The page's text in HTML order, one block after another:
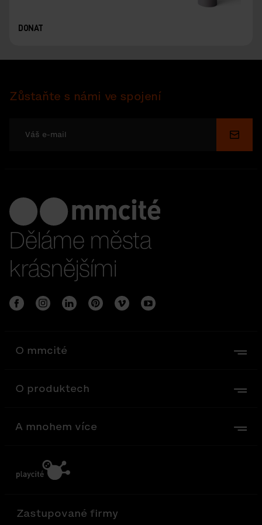
DONAT
Zůstaňte s námi ve spojení
Děláme města
krásnějšími
O mmcité
O produktech
A mnohem více
Zastupované firmy